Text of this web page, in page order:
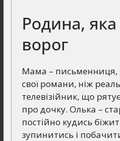
Родина, яка
ворог
Мама – письменниця,
свої романи, ніж
телевізійник, що
про дочку. Олька –
постійно кудись
зупинитись і